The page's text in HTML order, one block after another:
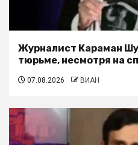
Журналист Караман
тюрьме, несмотря на
07.08.2026 ВИАН